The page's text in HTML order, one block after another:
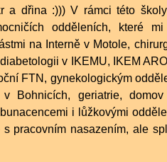
a dřina :))) V rámci této
odděleních, které
na Interně v Motole,
v IKEMU, IKEM
FTN, gynekologickým
v Bohnicích, geriatrie,
i lůžkovými
pracovním nasazením, ale